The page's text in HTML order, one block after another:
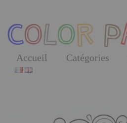
the
content
Accueil Catégories